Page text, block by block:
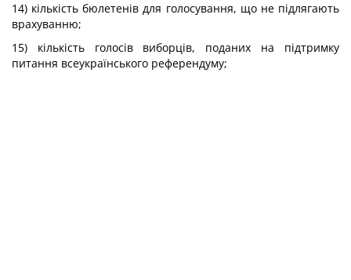
14) кількість бюлетенів для голосування, що не підлягають
врахуванню;
15) кількість голосів виборців, поданих на підтримку
питання всеукраїнського референдуму;